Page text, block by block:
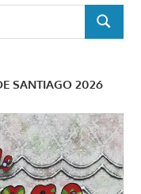
BUSCAR
SANTIAGO 2026